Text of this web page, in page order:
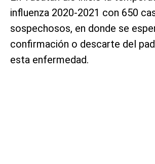
influenza 2020-2021 con 650
sospechosos, en donde se
confirmación o descarte del
esta enfermedad.